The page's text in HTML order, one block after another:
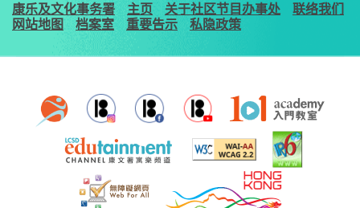
康乐及文化事务署 主页 关于社区节目办事处
联络我们
网站地图
档案室 重要告示 私隐政策